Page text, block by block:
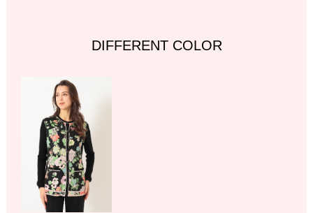
DIFFERENT COLOR